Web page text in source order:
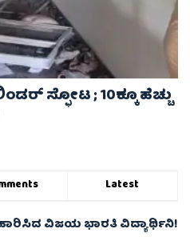
ಸ್ಫೋಟ ; 10ಕ್ಕೂ ಹೆಚ್ಚು
Latest
ವಿಜಯ ಭಾರತಿ ವಿದ್ಯಾರ್ಥಿನಿ!